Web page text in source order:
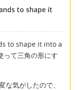
to shape it
to shape it into a
て三角の形にす
な気がしたので、